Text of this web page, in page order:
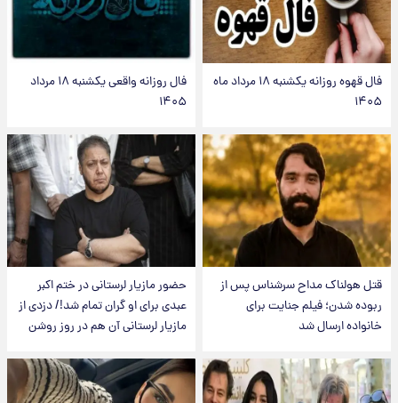
فال قهوه روزانه یکشنبه ۱۸ مرداد ماه
۱۴۰۵
فال روزانه واقعی یکشنبه ۱۸ مرداد
۱۴۰۵
قتل هولناک مداح سرشناس پس از
ربوده شدن؛ فیلم جنایت برای
خانواده ارسال شد
حضور مازیار لرستانی در ختم اکبر
عبدی برای او گران تمام شد!/ دزدی از
مازیار لرستانی آن هم در روز روشن